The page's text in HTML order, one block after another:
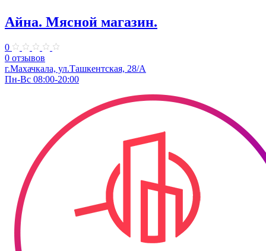
Айна. Мясной магазин.
0
0 отзывов
г.Махачкала, ул.​Ташкентская, 28/А
Пн-Вс 08:00-20:00